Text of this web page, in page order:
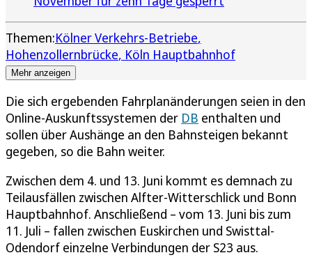
Themen:Kölner Verkehrs-Betriebe
Hohenzollernbrücke Köln Hauptbahnhof
Mehr anzeigen
Die sich ergebenden Fahrplanänderungen seien in den
Online-Auskunftssystemen der DB enthalten und
sollen über Aushänge an den Bahnsteigen bekannt
gegeben, so die Bahn weiter.
Zwischen dem 4. und 13. Juni kommt es demnach zu
Teilausfällen zwischen Alfter-Witterschlick und Bonn
Hauptbahnhof. Anschließend – vom 13. Juni bis zum
11. Juli – fallen zwischen Euskirchen und Swisttal-
Odendorf einzelne Verbindungen der S23 aus.